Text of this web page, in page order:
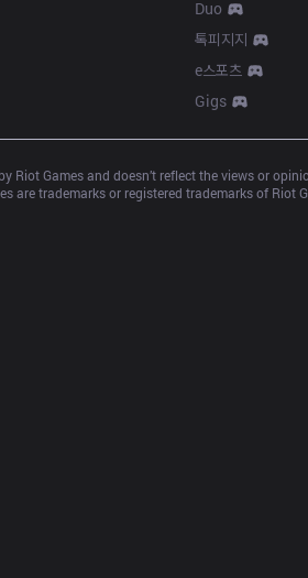
Duo
톡피지지
e스포츠
Gigs
by Riot Games and doesn’t reflect the views or
are trademarks or registered trademarks of Riot